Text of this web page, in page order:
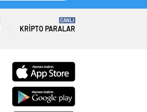
KRIPTO PARALAR
CANLI